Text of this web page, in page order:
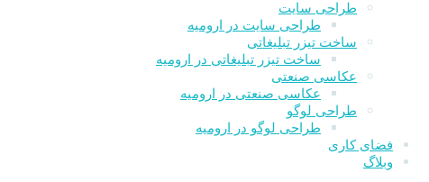
طراحی سایت
طراحی سایت در ارومیه
ساخت تیزر تبلیغاتی
ساخت تیزر تبلیغاتی در ارومیه
عکاسی صنعتی
عکاسی صنعتی در ارومیه
طراحی لوگو
طراحی لوگو در ارومیه
فضای کاری
وبلاگ